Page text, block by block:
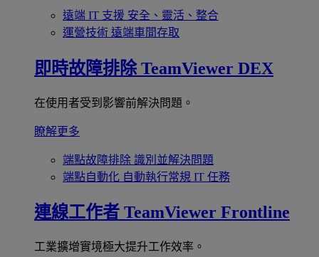
遠端 IT 支援 安全、靈活、整合
運營技術 遠端車間存取
即時故障排除 TeamViewer DEX
在使用者受到影響前解決問題。
瞭解更多
端點故障排除 識別並解決問題
端點自動化 自動執行常規 IT 任務
連線工作者 TeamViewer Frontline
工業擴增實境極大提升工作效率。